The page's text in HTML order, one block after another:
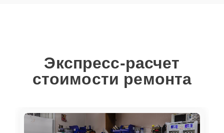
Экспресс-расчет
стоимости ремонта